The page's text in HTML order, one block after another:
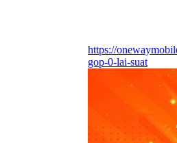
https://
gop-0-lai-suat